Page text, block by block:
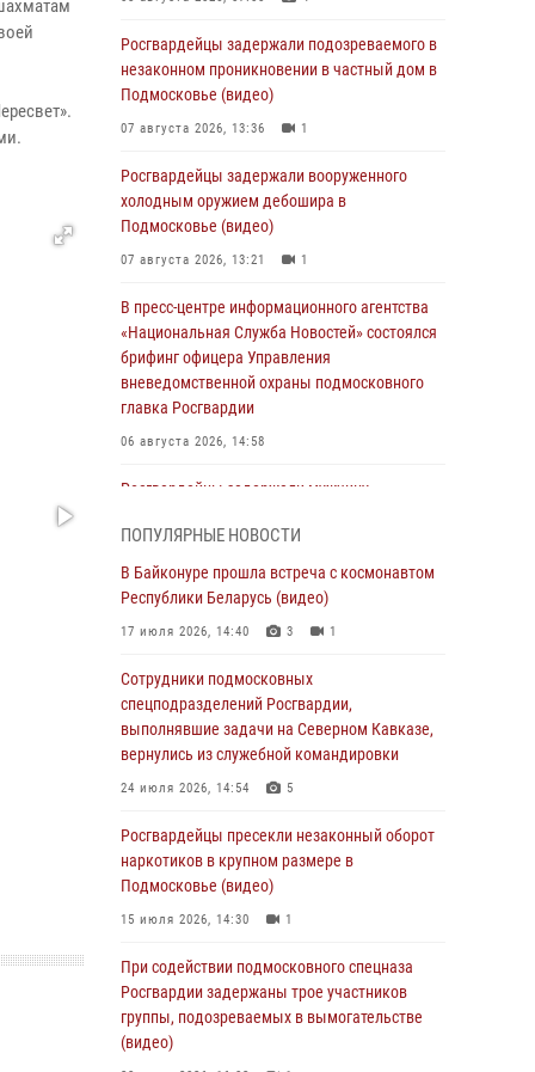
Росгвардейцы задержали подозреваемого в
незаконном проникновении в частный дом в
Подмосковье (видео)
07 августа 2026, 13:36 1
Росгвардейцы задержали вооруженного
холодным оружием дебошира в
Подмосковье (видео)
07 августа 2026, 13:21 1
В пресс-центре информационного агентства
«Национальная Служба Новостей» состоялся
брифинг офицера Управления
вневедомственной охраны подмосковного
главка Росгвардии
06 августа 2026, 14:58
Росгвардейцы задержали мужчину,
(видео)
06 августа 2026, 14:35 1
Росгвардейцы провели «Урок безопасности»
05 августа 2026, 15:52 4
При содействии подмосковного спецназа
Росгвардии задержаны подозреваемые в
организации незаконной миграции и
(видео)
05 августа 2026, 15:48 1
отработали навыки огневой подготовки на
комплексных учениях
04 августа 2026, 12:21 4
ПОПУЛЯРНЫЕ НОВОСТИ
В Байконуре прошла встреча с космонавтом
Республики Беларусь (видео)
17 июля 2026, 14:40 3 1
Сотрудники подмосковных
спецподразделений Росгвардии,
выполнявшие задачи на Северном Кавказе,
вернулись из служебной командировки
24 июля 2026, 14:54 5
Росгвардейцы пресекли незаконный оборот
наркотиков в крупном размере в
Подмосковье (видео)
15 июля 2026, 14:30 1
При содействии подмосковного спецназа
Росгвардии задержаны трое участников
группы, подозреваемых в вымогательстве
(видео)